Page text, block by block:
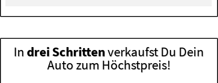
In drei Schrittenverkaufst Du Dein
Auto zum Höchstpreis!